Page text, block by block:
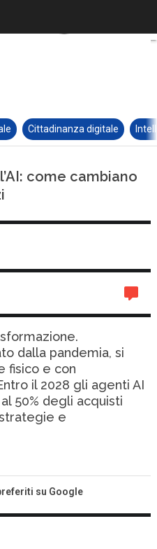
Cittadinanza digitale
come cambiano
dalla pandemia, si
fisico e con
il 2028 gli agenti AI
50% degli acquisti
e
su Google